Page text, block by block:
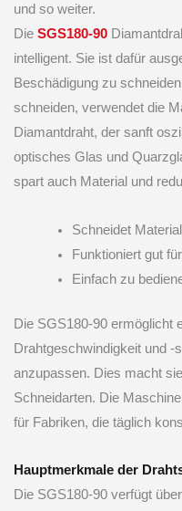
und so weiter.
Die SGS180-90
intelligent. Sie ist dafür
Beschädigung zu
schneiden, verwendet die
Diamantdraht, der sanft
optisches Glas und
spart auch Material und
Schneidet
Funktioniert gut
Einfach zu
Die SGS180-90 ermöglicht
Drahtgeschwindigkeit und -
anzupassen. Dies macht
Schneidarten. Die
für Fabriken, die täglich
Hauptmerkmale der
Die SGS180-90 verfügt